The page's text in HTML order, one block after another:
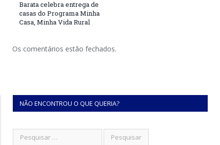
Barata celebra entrega de
casas do Programa Minha
Casa, Minha Vida Rural
Os comentários estão fechados.
NÃO ENCONTROU O QUE QUERIA?